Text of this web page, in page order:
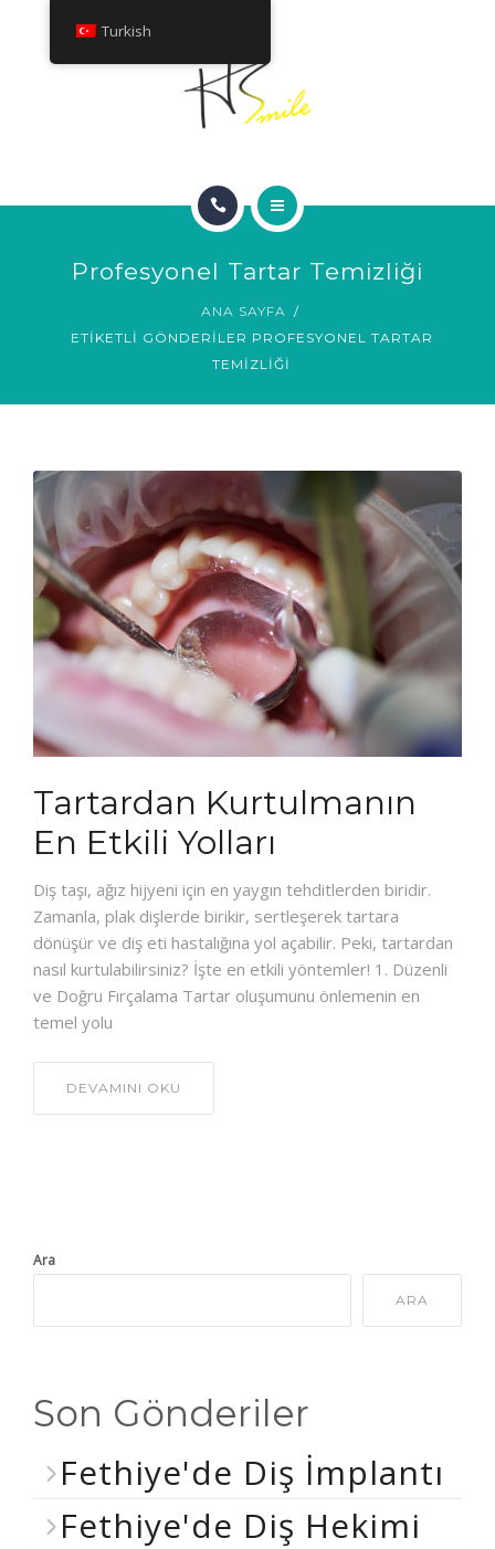
HAKKINDA
GÜLÜMSEME GALERISI
HAKKINDA
Profesyonel Tartar Temizliği
ANA SAYFA
ETIKETLI GÖNDERILER PROFESYONEL TARTAR
TEMIZLIĞI
Tartardan Kurtulmanın
En Etkili Yolları
Diş taşı, ağız hijyeni için en yaygın tehditlerden biridir.
Zamanla, plak dişlerde birikir, sertleşerek tartara
dönüşür ve diş eti hastalığına yol açabilir. Peki, tartardan
nasıl kurtulabilirsiniz? İşte en etkili yöntemler! 1. Düzenli
ve Doğru Fırçalama Tartar oluşumunu önlemenin en
temel yolu
DEVAMINI OKU
Ara
ARA
Son Gönderiler
Fethiye'de Diş İmplantı
Fethiye'de Diş Hekimi
Turkish